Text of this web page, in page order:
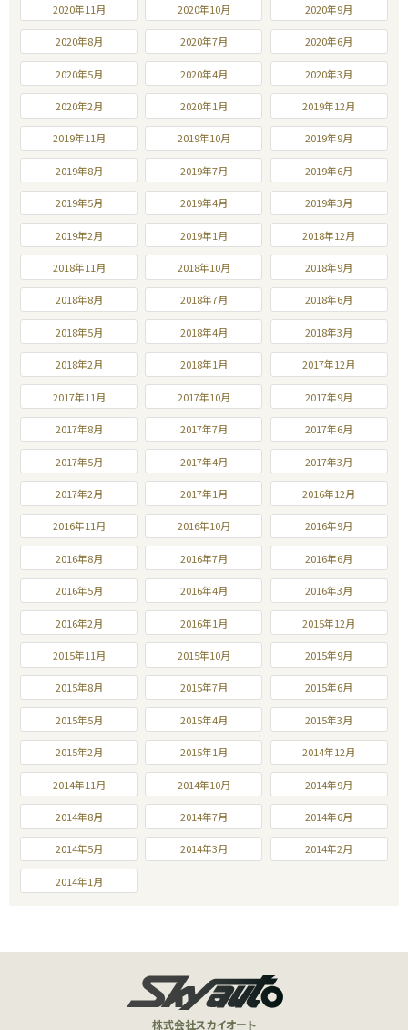
2020年11月 2020年10月 2020年9月
2020年8月 2020年7月 2020年6月
2020年5月 2020年4月 2020年3月
2020年2月 2020年1月 2019年12月
2019年11月 2019年10月 2019年9月
2019年8月 2019年7月 2019年6月
2019年5月 2019年4月 2019年3月
2019年2月 2019年1月 2018年12月
2018年11月 2018年10月 2018年9月
2018年8月 2018年7月 2018年6月
2018年5月 2018年4月 2018年3月
2018年2月 2018年1月 2017年12月
2017年11月 2017年10月 2017年9月
2017年8月 2017年7月 2017年6月
2017年5月 2017年4月 2017年3月
2017年2月 2017年1月 2016年12月
2016年11月 2016年10月 2016年9月
2016年8月 2016年7月 2016年6月
2016年5月 2016年4月 2016年3月
2016年2月 2016年1月 2015年12月
2015年11月 2015年10月 2015年9月
2015年8月 2015年7月 2015年6月
2015年5月 2015年4月 2015年3月
2015年2月 2015年1月 2014年12月
2014年11月 2014年10月 2014年9月
2014年8月 2014年7月 2014年6月
2014年5月 2014年3月 2014年2月
2014年1月
株式会社スカイオート